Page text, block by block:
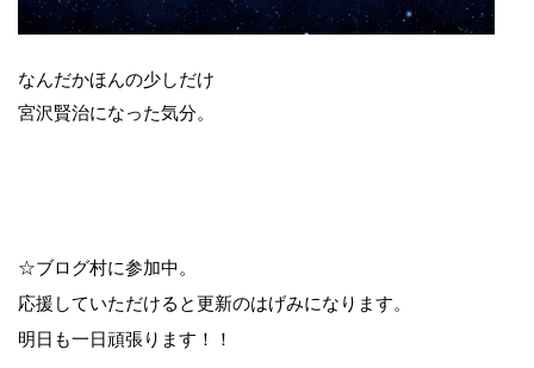
なんだかほんの少しだけ
宮沢賢治になった気分。
☆ブログ村に参加中。
応援していただけると更新のはげみになります。
明日も一日頑張ります！！